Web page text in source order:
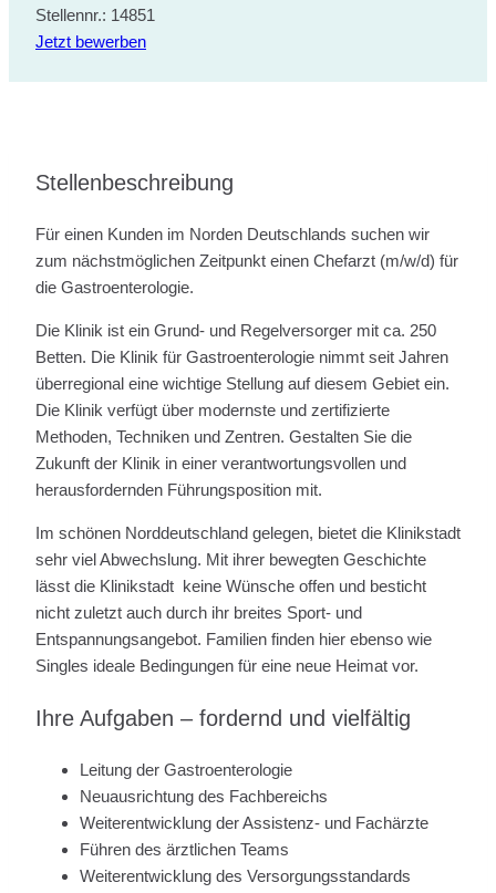
Stellennr.: 14851
Jetzt bewerben
Stellenbeschreibung
Für einen Kunden im Norden Deutschlands suchen wir
zum nächstmöglichen Zeitpunkt einen Chefarzt (m/w/d) für
die Gastroenterologie.
Die Klinik ist ein Grund- und Regelversorger mit ca. 250
Betten. Die Klinik für Gastroenterologie nimmt seit Jahren
überregional eine wichtige Stellung auf diesem Gebiet ein.
Die Klinik verfügt über modernste und zertifizierte
Methoden, Techniken und Zentren. Gestalten Sie die
Zukunft der Klinik in einer verantwortungsvollen und
herausfordernden Führungsposition mit.
Im schönen Norddeutschland gelegen, bietet die Klinikstadt
sehr viel Abwechslung. Mit ihrer bewegten Geschichte
lässt die Klinikstadt keine Wünsche offen und besticht
nicht zuletzt auch durch ihr breites Sport- und
Entspannungsangebot. Familien finden hier ebenso wie
Singles ideale Bedingungen für eine neue Heimat vor.
Ihre Aufgaben – fordernd und vielfältig
Leitung der Gastroenterologie
Neuausrichtung des Fachbereichs
Weiterentwicklung der Assistenz- und Fachärzte
Führen des ärztlichen Teams
Weiterentwicklung des Versorgungsstandards